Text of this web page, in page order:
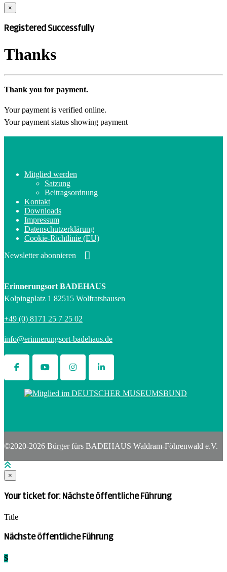
×
Registered Successfully
Thanks
Thank you for payment.
Your payment is verified online.
Your payment status showing payment
Mitglied werden
Satzung
Beitragsordnung
Kontakt
Downloads
Impressum
Datenschutzerklärung
Cookie-Richtlinie (EU)
Newsletter abonnieren
Erinnerungsort BADEHAUS
Kolpingplatz 1 82515 Wolfratshausen
+49 (0) 8171 25 7 25 02
info@erinnerungsort-badehaus.de
©2020-2026 Bürger fürs BADEHAUS Waldram-Föhrenwald e.V.
×
Your ticket for: Nächste öffentliche Führung
Title
Nächste öffentliche Führung
$